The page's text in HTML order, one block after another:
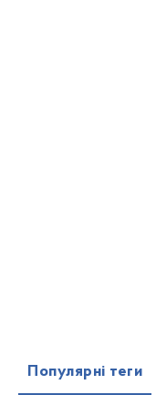
Популярні теги